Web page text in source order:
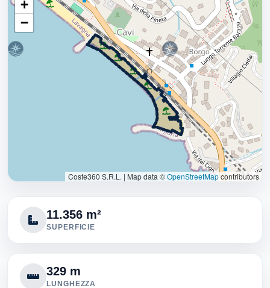
+
−
Coste360 S.R.L. | Map data ©OpenStreetMapcontributors
11.356 m²
SUPERFICIE
329 m
LUNGHEZZA